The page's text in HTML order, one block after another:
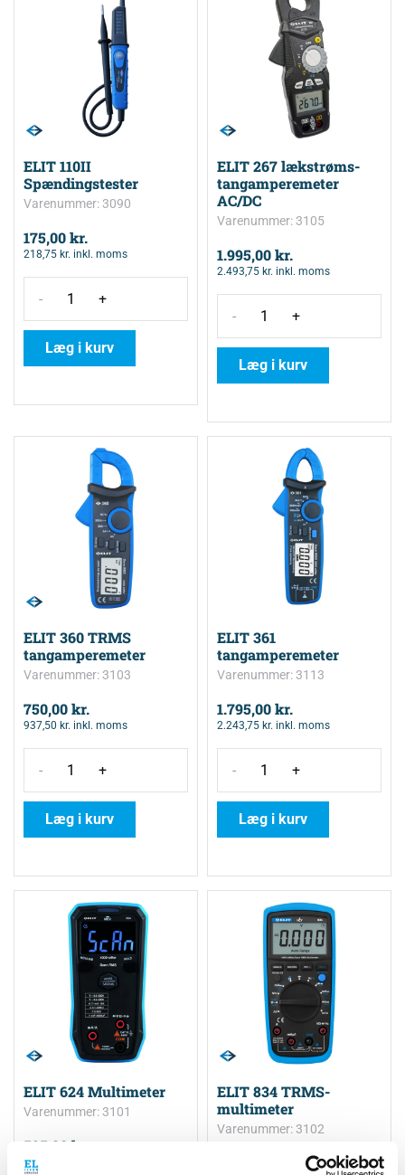
ELIT 110II
Spændingstester
Varenummer: 3090
175,00kr.
218,75 kr. inkl. moms
- +
Læg i kurv
ELIT 267 lækstrøms-
tangamperemeter
AC/DC
Varenummer: 3105
1.995,00kr.
2.493,75 kr. inkl. moms
- +
Læg i kurv
ELIT 360 TRMS
tangamperemeter
Varenummer: 3103
750,00kr.
937,50 kr. inkl. moms
- +
Læg i kurv
ELIT 361
tangamperemeter
Varenummer: 3113
1.795,00kr.
2.243,75 kr. inkl. moms
- +
Læg i kurv
ELIT 624 Multimeter
Varenummer: 3101
595,00 kr.
743,75
ELIT 834 TRMS-
multimeter
Varenummer: 3102